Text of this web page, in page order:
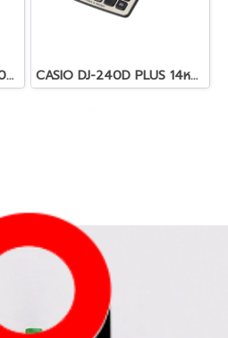
เครื่องคิดเลข CASIO DJ-120D PLUS CASIO DJ-240D PLUS 14หลัก